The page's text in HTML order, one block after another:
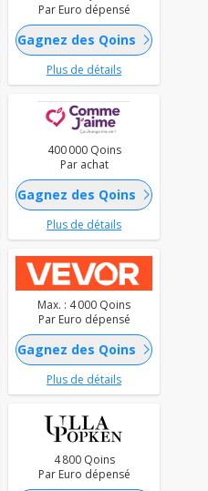
Par Euro dépensé
Gagnez des Qoins chevron_right
Plus de détails
400 000 Qoins
Par achat
Gagnez des Qoins chevron_right
Plus de détails
Max. : 4 000 Qoins
Par Euro dépensé
Gagnez des Qoins chevron_right
Plus de détails
4 800 Qoins
Par Euro dépensé